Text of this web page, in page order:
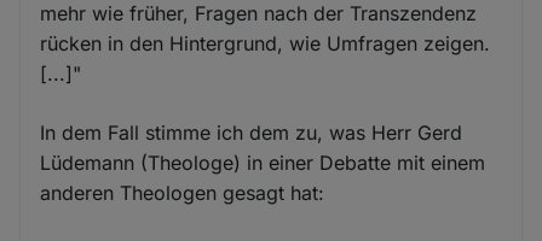
mehr wie früher, Fragen nach der Transzendenz
rücken in den Hintergrund, wie Umfragen zeigen.
[...]"
In dem Fall stimme ich dem zu, was Herr Gerd
Lüdemann (Theologe) in einer Debatte mit einem
anderen Theologen gesagt hat: